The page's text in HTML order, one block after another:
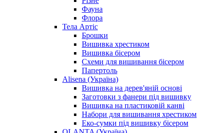
Фауна
Флора
Тела Артіс
Брошки
Вишивка хрестиком
Вишивка бісером
Схеми для вишивання бісером
Папертоль
Alisena (Україна)
Вишивка на дерев'яній основі
Заготовки з фанери під вишивку
Вишивка на пластиковій канві
Набори для вишивання хрестиком
Еко-сумки під вишивку бісером